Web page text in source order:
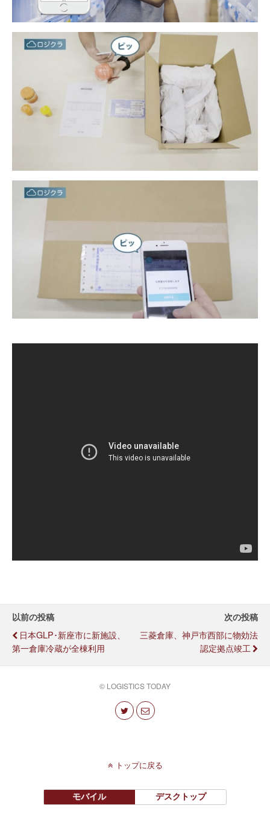
以前の投稿
日本GLP･新座市に新施設、
第一倉庫冷蔵が全棟利用
次の投稿
三菱倉庫、神戸市西部に物効法
認定拠点竣工
© LOGISTICS TODAY
トップに戻る
モバイル デスクトップ